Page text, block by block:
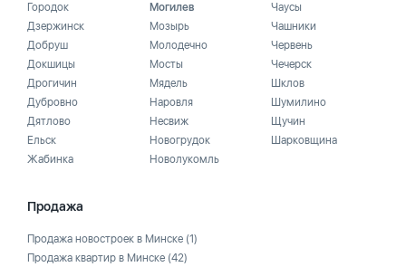
Городок
Дзержинск
Добруш
Докшицы
Дрогичин
Дубровно
Дятлово
Ельск
Жабинка
Могилев
Мозырь
Молодечно
Мосты
Мядель
Наровля
Несвиж
Новогрудок
Новолукомль
Чаусы
Чашники
Червень
Чечерск
Шклов
Шумилино
Щучин
Шарковщина
Продажа
Продажа новостроек в Минске (1)
Продажа квартир в Минске (42)